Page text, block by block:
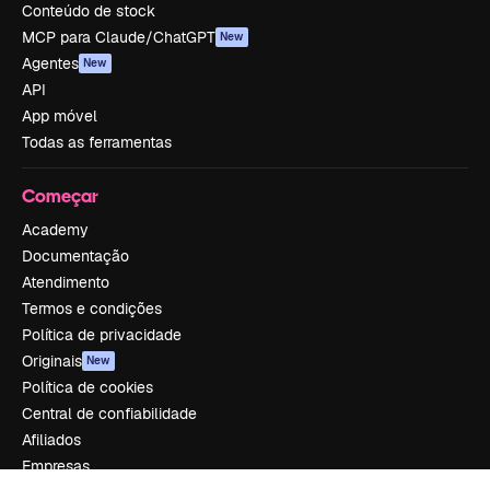
Conteúdo de stock
MCP para Claude/ChatGPT New
Agentes New
API
App móvel
Todas as ferramentas
Começar
Academy
Documentação
Atendimento
Termos e condições
Política de privacidade
Originais New
Política de cookies
Central de confiabilidade
Afiliados
Empresas